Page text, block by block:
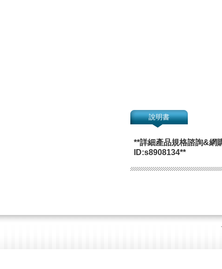
說明書
**詳細產品規格諮詢&網
ID:s8908134**